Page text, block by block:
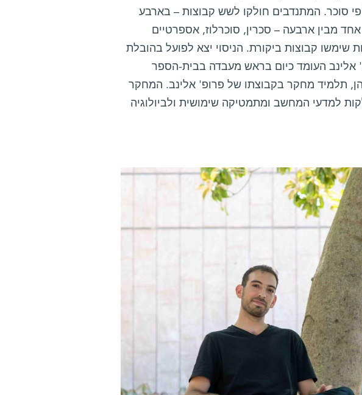
סוכר. המתנדבים חולקו לשש קבוצות – בארבע
מבין ארבעה – סכרין, סוכרלוז, אספרטיים
שימשו קבוצות ביקורת. הניסוי יצא לפועל בהובלת
העומד כיום בראש מעבדה בבית-הספר
תלמיד מחקר בקבוצתו של פרופ' אלינב. המחקר
למדעי המחשב ומתמטיקה שימושית ולביולוגיה